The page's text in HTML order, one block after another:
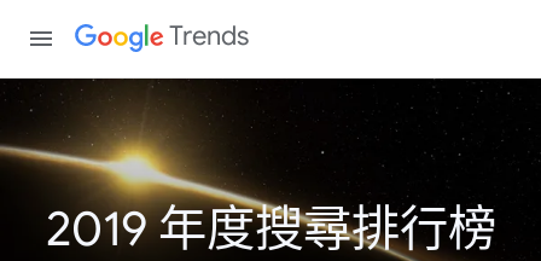
Trends
2019 年度搜尋排行榜